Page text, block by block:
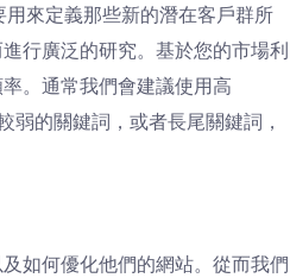
來定義那些新的潛在客戶群所
行廣泛的研究。基於您的市場利
。通常我們會建議使用高
的關鍵詞，或者長尾關鍵詞，
如何優化他們的網站。從而我們